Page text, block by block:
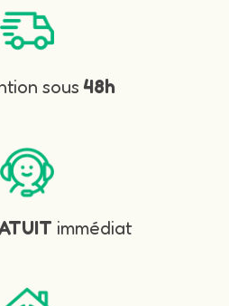
sous 48h
immédiat